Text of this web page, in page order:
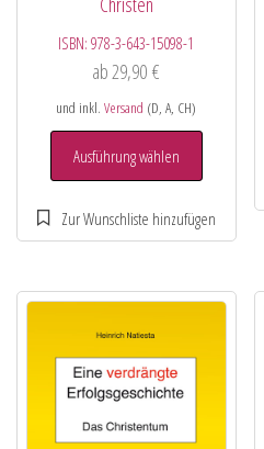
ISBN:978-3-643-15098-1
ab29,90€
und inkl.Versand (D, A, CH)
Ausführung wählen